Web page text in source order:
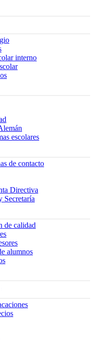
interno
escolares
de contacto
Directiva
Secretaría
de calidad
alumnos